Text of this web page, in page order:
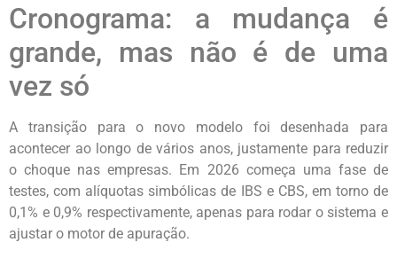
Cronograma: a mudança é
grande, mas não é de uma
vez só
A transição para o novo modelo foi desenhada para
acontecer ao longo de vários anos, justamente para reduzir
o choque nas empresas. Em 2026 começa uma fase de
testes, com alíquotas simbólicas de IBS e CBS, em torno de
0,1% e 0,9% respectivamente, apenas para rodar o sistema e
ajustar o motor de apuração.